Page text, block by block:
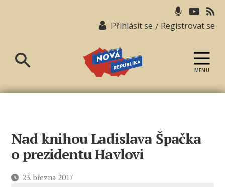
Přihlásit se / Registrovat se
republika
MENU
Nad knihou Ladislava Špačka
o prezidentu Havlovi
Datum23. března 2017